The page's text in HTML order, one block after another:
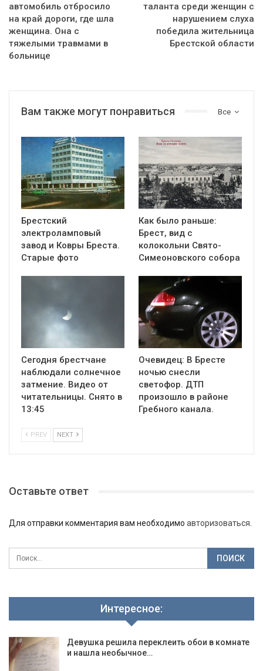
автомобиль отбросило
на край дороги, где шла
женщина. Она с
тяжелыми травмами в
больнице
таланта среди женщин с
нарушением слуха
победила жительница
Брестской области
Все
Вам также могут понравиться
Брестский
электроламповый
завод и Ковры Бреста.
Старые фото
Как было раньше:
Брест, вид с
колокольни Cвято-
Симеоновского собора
Сегодня брестчане
наблюдали солнечное
затмение. Видео от
читательницы. Снято в
13:45
Очевидец: В Бресте
ночью снесли
светофор. ДТП
произошло в районе
Гребного канала.
PREV NEXT
Оставьте ответ
Для отправки комментария вам необходимо авторизоваться
Интересное:
Девушка решила переклеить обои в комнате
и нашла необычное…